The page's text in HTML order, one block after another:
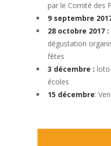
par le Comité des
9 septembre
28 octobre 2017 :
dégustation
fêtes
3 décembre : loto
écoles
15 décembre: